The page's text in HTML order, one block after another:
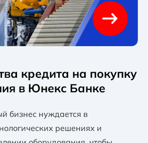
кредита на покупку
в Юнекс Банке
бизнес нуждается в
решениях и